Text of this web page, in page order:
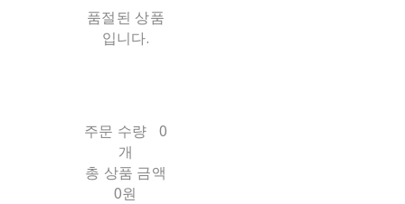
품절된 상품
입니다.
주문 수량
0
개
총 상품 금액
0원